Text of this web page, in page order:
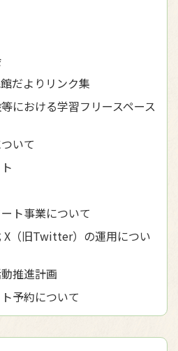
だよりリンク集
における学習フリースペース
いて
ト事業について
X（旧Twitter）の運用につい
推進計画
予約について